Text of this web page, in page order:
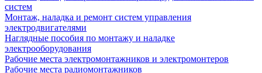
систем
Монтаж, наладка и ремонт систем управления
электродвигателями
Наглядные пособия по монтажу и наладке
электрооборудования
Рабочие места электромонтажников и электромонтеров
Рабочие места радиомонтажников